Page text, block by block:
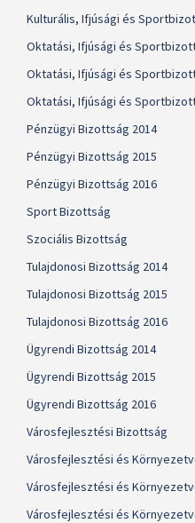
Kulturális, Ifjúsági és
Oktatási, Ifjúsági és
Oktatási, Ifjúsági és
Oktatási, Ifjúsági és
Pénzügyi Bizottság 2014
Pénzügyi Bizottság 2015
Pénzügyi Bizottság 2016
Sport Bizottság
Szociális Bizottság
Tulajdonosi Bizottság 2014
Tulajdonosi Bizottság 2015
Tulajdonosi Bizottság 2016
Ügyrendi Bizottság 2014
Ügyrendi Bizottság 2015
Ügyrendi Bizottság 2016
Városfejlesztési Bizottság
Városfejlesztési és
Városfejlesztési és
Városfejlesztési és